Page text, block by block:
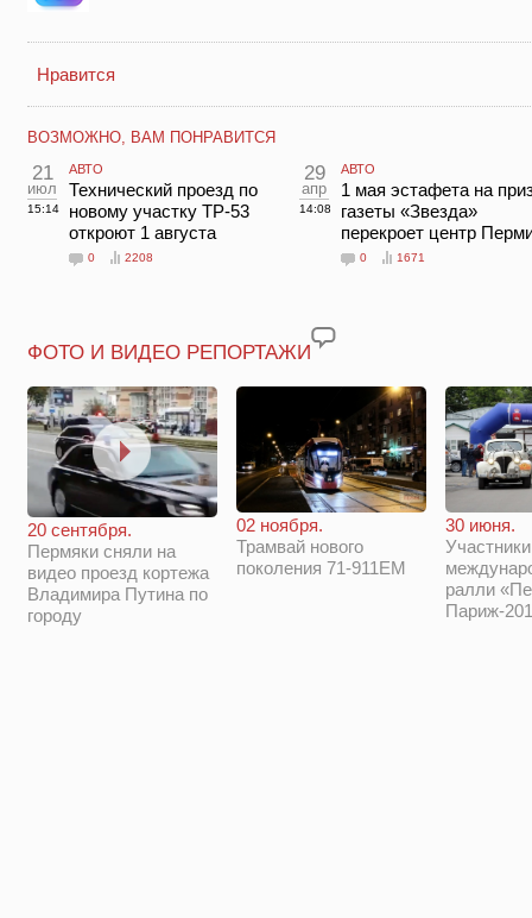
Нравится
ВОЗМОЖНО, ВАМ ПОНРАВИТСЯ
21
июл
15:14
АВТО
Технический проезд по
новому участку ТР-53
откроют 1 августа
0 2208
29
апр
14:08
АВТО
1 мая эстафета на
газеты «Звезда»
перекроет центр
0 1671
ФОТО И ВИДЕО РЕПОРТАЖИ
20 сентября.
Пермяки сняли на
видео проезд кортежа
Владимира Путина по
городу
02 ноября.
Трамвай нового
поколения 71-911ЕМ
30 июня.
Участники
ралли
Париж-